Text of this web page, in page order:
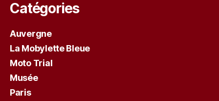
Catégories
Auvergne
La Mobylette Bleue
Moto Trial
Musée
Paris